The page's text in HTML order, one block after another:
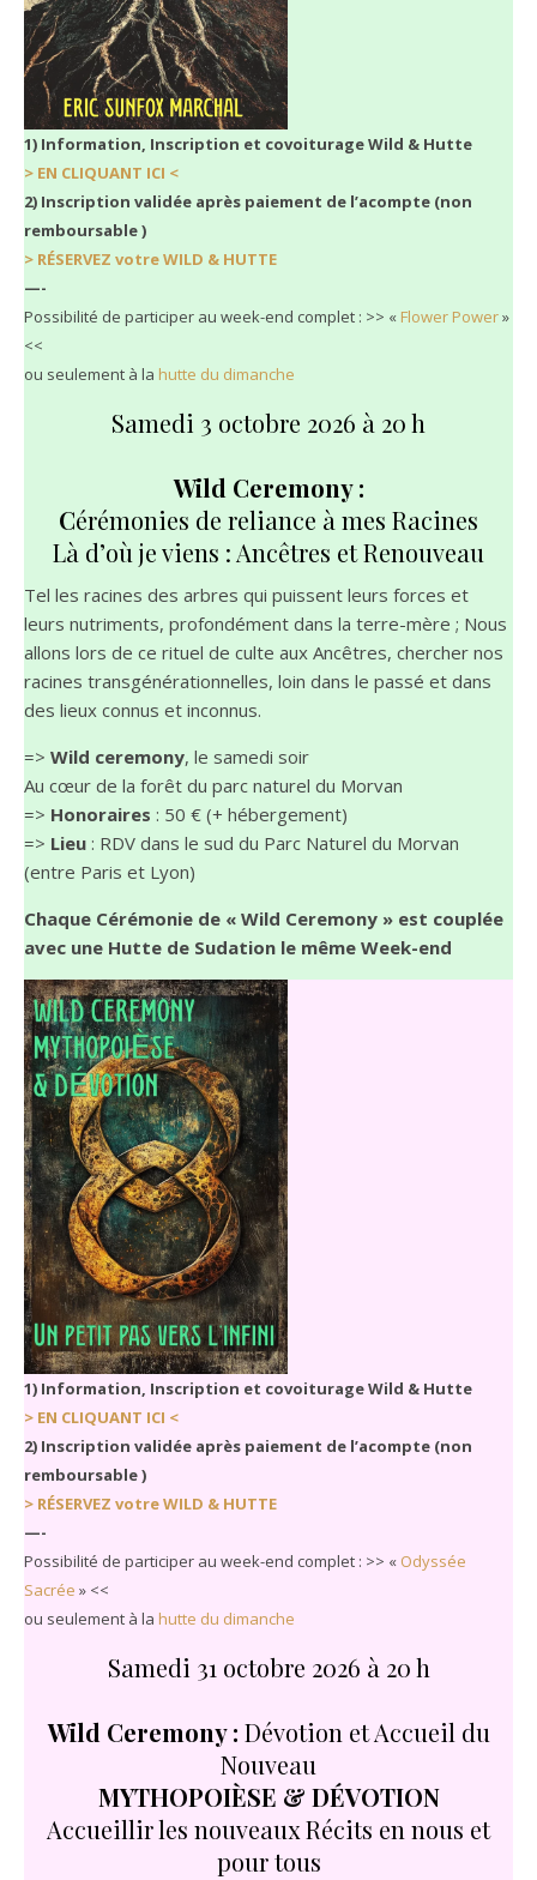
1) Information, Inscription et covoiturage Wild & Hutte
> EN CLIQUANT ICI <
2) Inscription validée après paiement de l’acompte (non
remboursable )
> RÉSERVEZ votre WILD & HUTTE
—-
Possibilité de participer au week-end complet : >> « Flower Power»
<<
ou seulement à la hutte du dimanche
Samedi 3 octobre 2026 à 20 h
Wild Ceremony :
Cérémonies de reliance à mes Racines
Là d’où je viens : Ancêtres et Renouveau
Tel les racines des arbres qui puissent leurs forces et
leurs nutriments, profondément dans la terre-mère ; Nous
allons lors de ce rituel de culte aux Ancêtres, chercher nos
racines transgénérationnelles, loin dans le passé et dans
des lieux connus et inconnus.
=> Wild ceremony, le samedi soir
Au cœur de la forêt du parc naturel du Morvan
=> Honoraires : 50 € (+ hébergement)
=> Lieu : RDV dans le sud du Parc Naturel du Morvan
(entre Paris et Lyon)
Chaque Cérémonie de « Wild Ceremony » est couplée
avec une Hutte de Sudation le même Week-end
1) Information, Inscription et covoiturage Wild & Hutte
> EN CLIQUANT ICI <
2) Inscription validée après paiement de l’acompte (non
remboursable )
> RÉSERVEZ votre WILD & HUTTE
—-
Possibilité de participer au week-end complet : >> « Odyssée
Sacrée » <<
ou seulement à la hutte du dimanche
Samedi 31 octobre 2026 à 20 h
Wild Ceremony : Dévotion et Accueil du
Nouveau
MYTHOPOIÈSE & DÉVOTION
Accueillir les nouveaux Récits en nous et
pour tous